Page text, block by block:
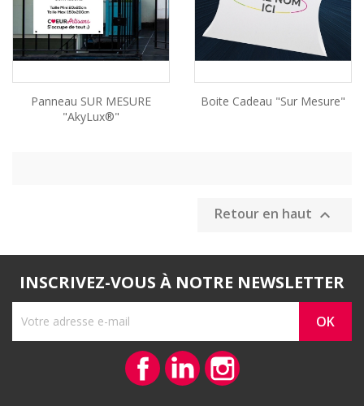
Panneau SUR MESURE
"AkyLux®"
Boite Cadeau "Sur Mesure"
Retour en haut 
INSCRIVEZ-VOUS À NOTRE NEWSLETTER
FacebookVimeo